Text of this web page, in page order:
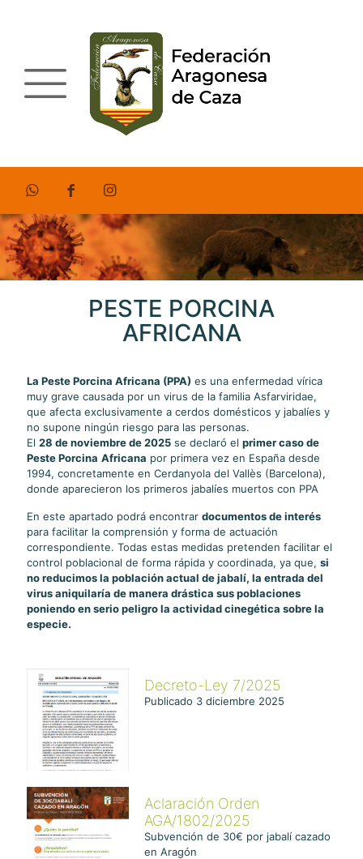
PESTE PORCINA
AFRICANA
La Peste Porcina Africana (PPA) es una enfermedad vírica
muy grave causada por un virus de la familia Asfarviridae,
que afecta exclusivamente a cerdos domésticos y jabalíes y
no supone ningún riesgo para las personas.
El 28 de noviembre de 2025 se declaró el primer caso de
Peste Porcina Africana por primera vez en España desde
1994, concretamente en Cerdanyola del Vallès (Barcelona),
donde aparecieron los primeros jabalíes muertos con PPA
En este apartado podrá encontrar documentos de interés
para facilitar la comprensión y forma de actuación
correspondiente. Todas estas medidas pretenden facilitar el
control poblacional de forma rápida y coordinada, ya que, si
no reducimos la población actual de jabalí, la entrada del
virus aniquilaría de manera drástica sus poblaciones
poniendo en serio peligro la actividad cinegética sobre la
especie.
Decreto-Ley 7/2025
Publicado 3 diciembre 2025
Aclaración Orden
AGA/1802/2025
Subvención de 30€ por jabalí cazado
en Aragón